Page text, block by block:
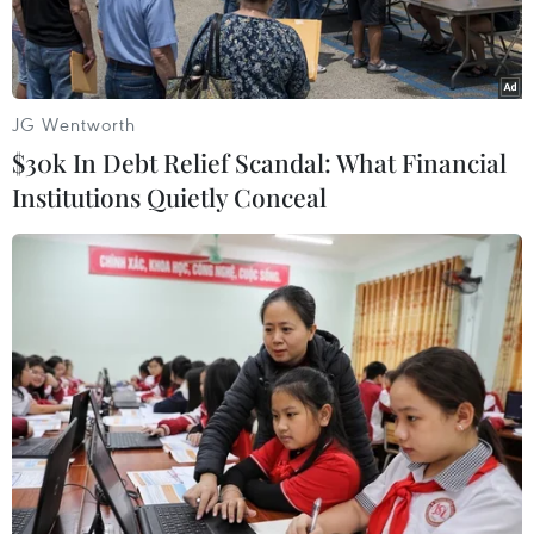
đồng/lượng ở chiều bán ra.
Cả vàng nhẫn và vàng SJC đều giảm về mức 135 triệu
đồng/lượng ở chiều mua vào và 140 triệu đồng/lượng ở chiều
bán ra. (Ảnh: Vietnam+)
Sáng nay (10/6), sau một ngày không biến động,
thị trường vàng trong nước sáng nay giảm thêm
JG Wentworth
$30k In Debt Relief Scandal: What Financial
Institutions Quietly Conceal